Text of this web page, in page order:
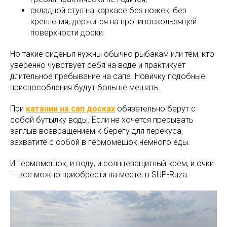
складной стул на каркасе без ножек, без
крепления, держится на противоскользящей
поверхности доски.
Но такие сиденья нужны обычно рыбакам или тем, кто
уверенно чувствует себя на воде и практикует
длительное пребывание на сапе. Новичку подобные
приспособления будут больше мешать.
При катании на сап досках обязательно берут с
собой бутылку воды. Если не хочется прерывать
заплыв возвращением к берегу для перекуса,
захватите с собой в гермомешок немного еды.
И гермомешок, и воду, и солнцезащитный крем, и очки
— все можно приобрести на месте, в SUP-Ruza.